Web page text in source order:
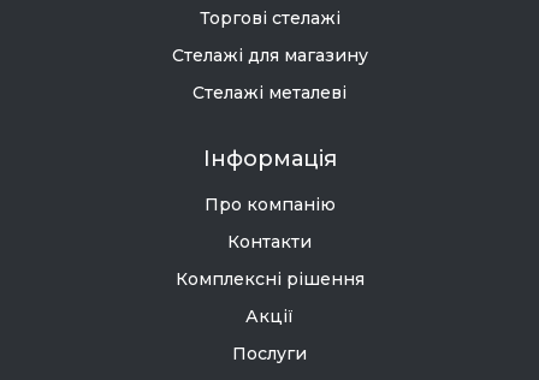
Торгові стелажі
Стелажі для магазину
Стелажі металеві
Інформація
Про компанію
Контакти
Комплексні рішення
Акції
Послуги